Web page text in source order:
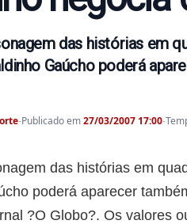
das histórias em
Gaúcho poderá
-Publicado em27/03/2007 17:00-
das histórias em
poderá aparecer
?O Globo?. Os valores